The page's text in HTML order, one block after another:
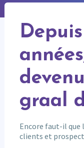
English
graal
Encore faut-il que
clients et